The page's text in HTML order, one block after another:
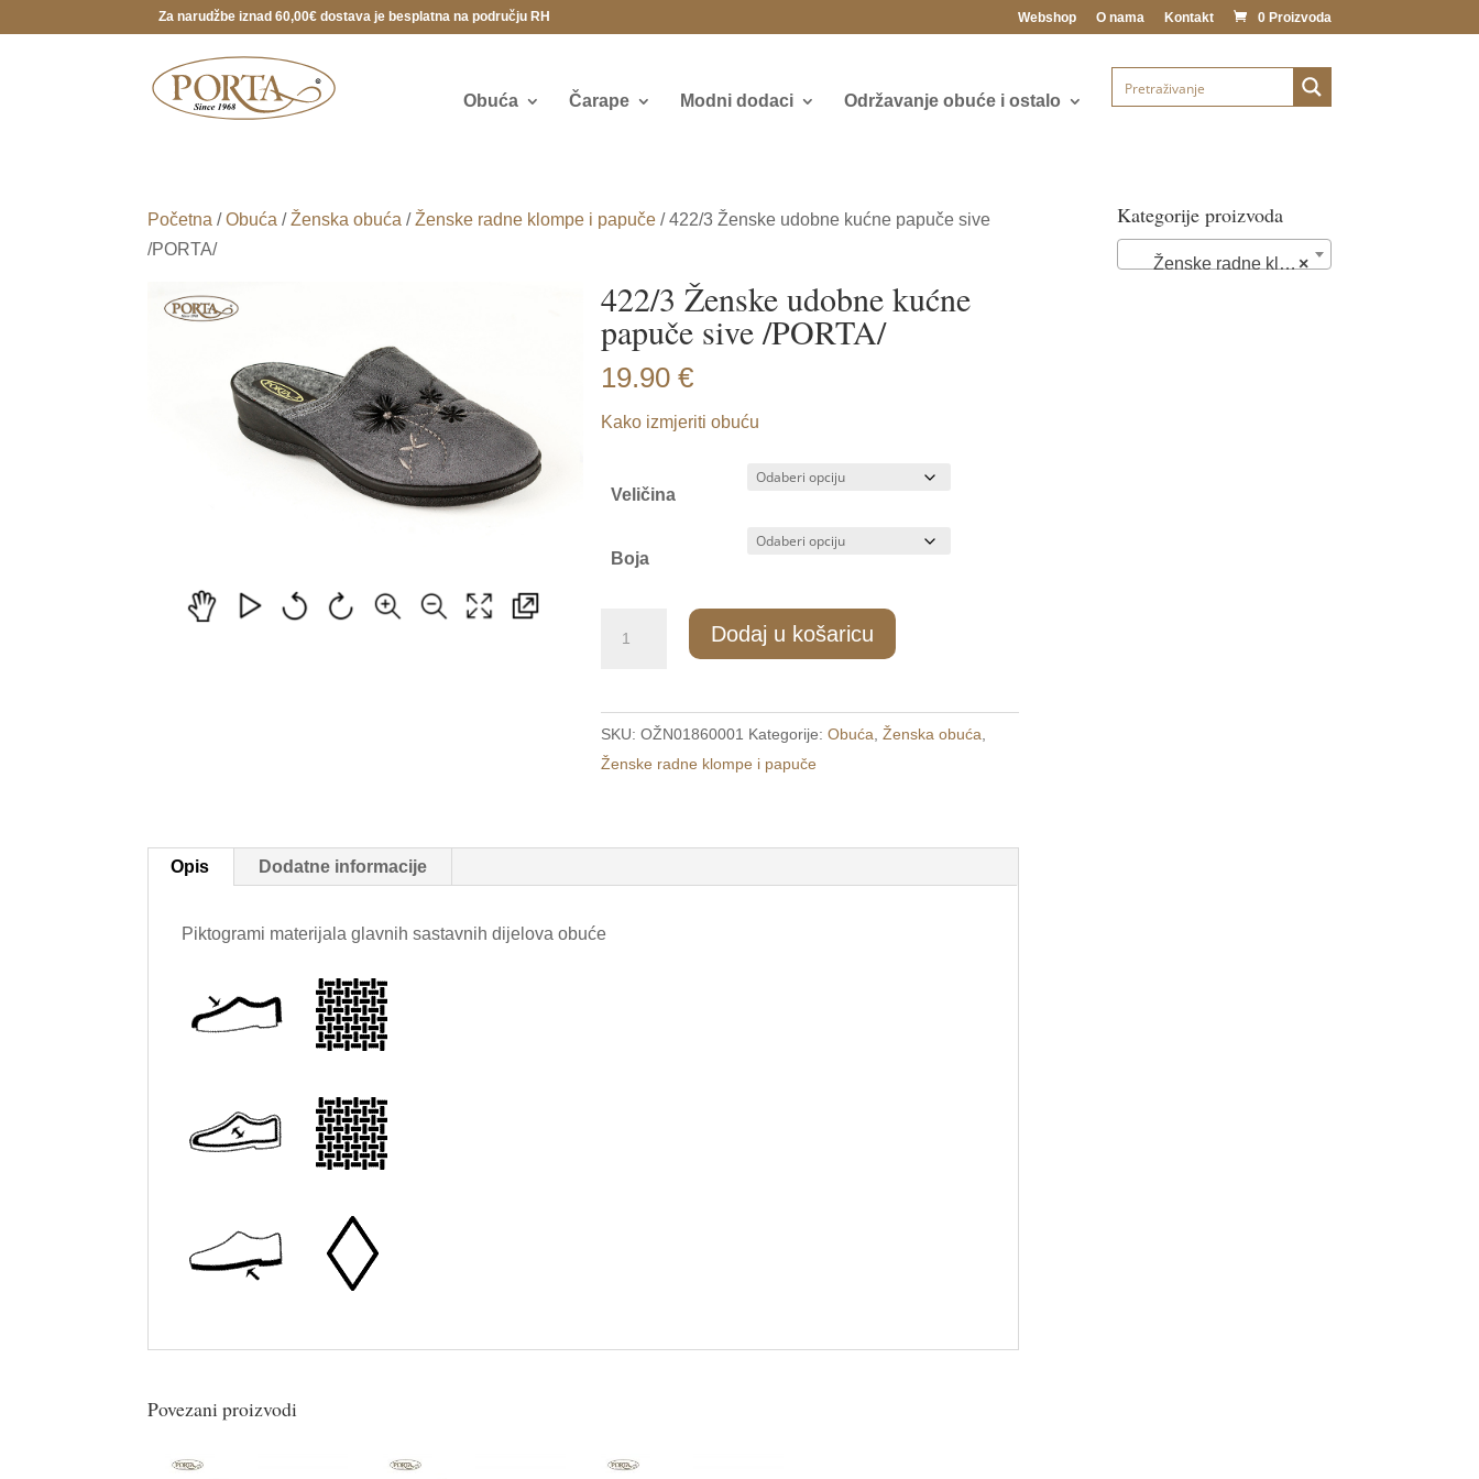
Za narudžbe iznad 60,00€ dostava je besplatna na području RH Webshop O nama Kontakt 0 Proizvoda
Obuća Čarape Modni dodaci Održavanje obuće i ostalo
Početna /Obuća /Ženska obuća /Ženske radne klompe i papuče / 422/3 Ženske udobne kućne papuče sive
/PORTA/
422/3 Ženske udobne kućne
papuče sive /PORTA/
19.90€
Kako izmjeriti obuću
Veličina
Boja
kućne
papuče
sive
Dodaj u košaricu
SKU:OŽN01860001 Kategorije:Obuća ,Ženska obuća
Ženske radne klompe i papuče
Opis Dodatne informacije
Piktogrami materijala glavnih sastavnih dijelova obuće
Povezani proizvodi
Kategorije proizvoda
×
Ženske radne klompe i papuče (89)